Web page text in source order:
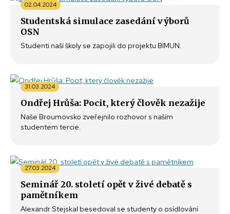
Studentská simulace zasedání výborů
OSN
02.04.2024
Studenti naší školy se zapojili do projektu BIMUN.
Ondřej Hrůša: Pocit, který člověk nezažije
31.03.2024
Naše Broumovsko zveřejnilo rozhovor s naším
studentem tercie.
Seminář 20. století opět v živé debatě s
pamětníkem
27.03.2024
Alexandr Stejskal besedoval se studenty o osídlování